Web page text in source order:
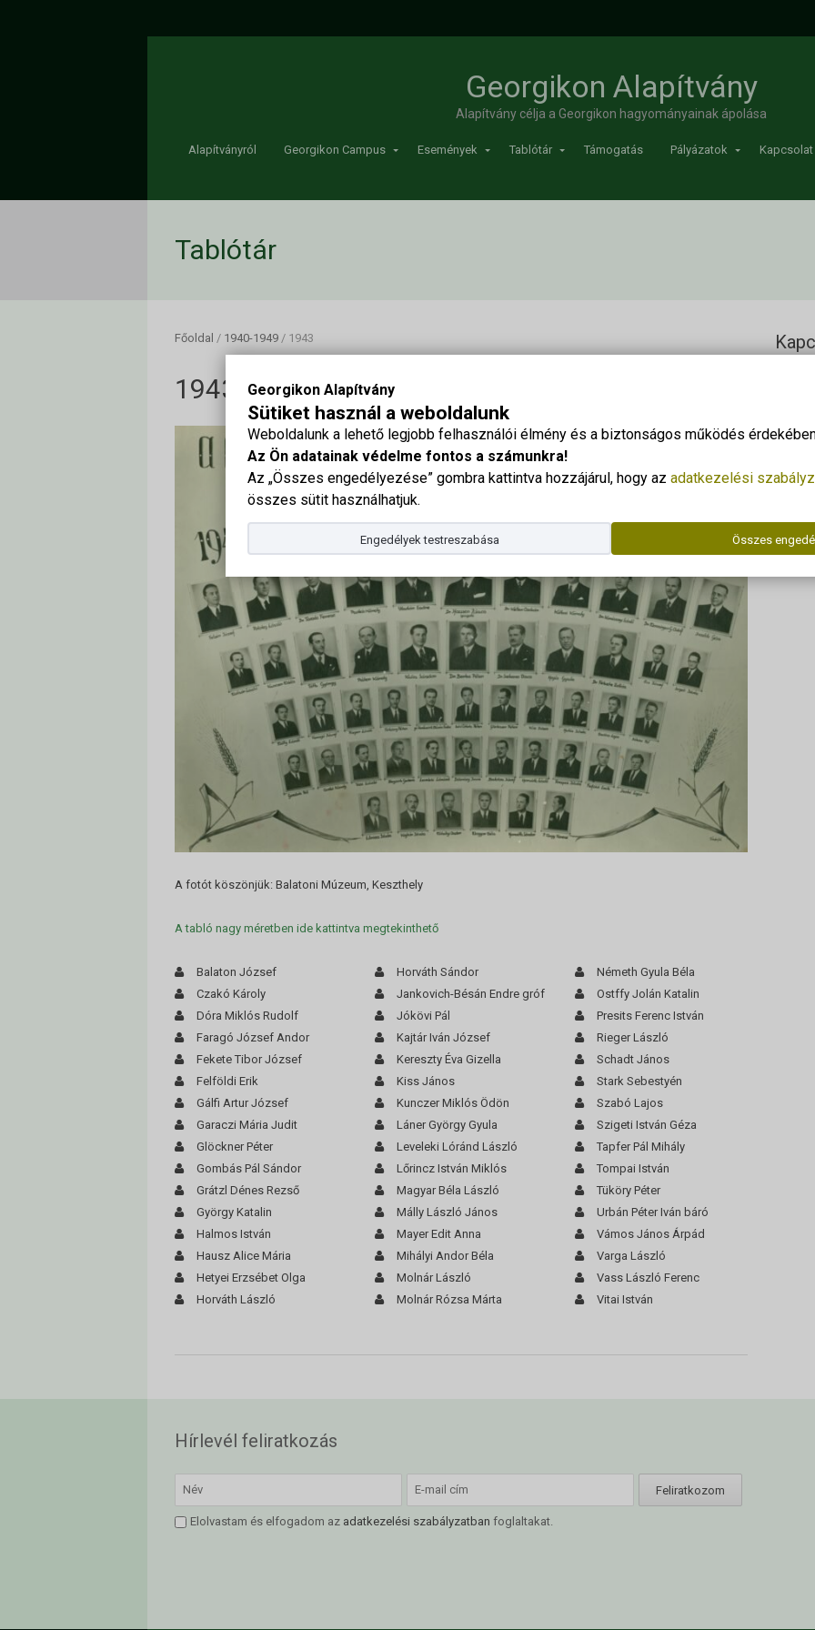
Georgikon Alapítvány
Sütiket használ a weboldalunk
Weboldalunk a lehető legjobb felhasználói élmény és a biztonságos működés
Az Ön adatainak védelme fontos a számunkra!
Az „Összes engedélyezése” gombra kattintva hozzájárul, hogy az adatkezelési
összes sütit használhatjuk.
Összes
Engedélyek testreszabása
Georgikon Alapítvány
Alapítvány célja a Georgikon hagyományainak ápolása
Alapítványról Georgikon Campus Események Tablótár Támogatás Pályázatok Kapcsolat
Tablótár
Főoldal / 1940-1949 / 1943
1943
A fotót köszönjük: Balatoni Múzeum, Keszthely
A tabló nagy méretben ide kattintva megtekinthető
Balaton József
Czakó Károly
Dóra Miklós Rudolf
Faragó József Andor
Fekete Tibor József
Felföldi Erik
Gálfi Artur József
Garaczi Mária Judit
Glöckner Péter
Gombás Pál Sándor
Grátzl Dénes Rezső
György Katalin
Halmos István
Hausz Alice Mária
Hetyei Erzsébet Olga
Horváth László
Horváth Sándor
Jankovich-Bésán Endre gróf
Jókövi Pál
Kajtár Iván József
Kereszty Éva Gizella
Kiss János
Kunczer Miklós Ödön
Láner György Gyula
Leveleki Lóránd László
Lőrincz István Miklós
Magyar Béla László
Málly László János
Mayer Edit Anna
Mihályi Andor Béla
Molnár László
Molnár Rózsa Márta
Németh Gyula Béla
Ostffy Jolán Katalin
Presits Ferenc István
Rieger László
Schadt János
Stark Sebestyén
Szabó Lajos
Szigeti István Géza
Tapfer Pál Mihály
Tompai István
Tüköry Péter
Urbán Péter Iván báró
Vámos János Árpád
Varga László
Vass László Ferenc
Vitai István
Az
Hírlevél feliratkozás
Elolvastam és elfogadom az adatkezelési szabályzatban foglaltakat.